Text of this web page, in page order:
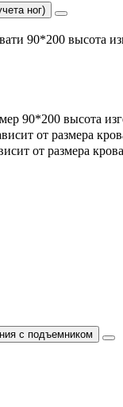
ног)
90*200 высота
90*200 высота
от размера
от размера
с подъемником